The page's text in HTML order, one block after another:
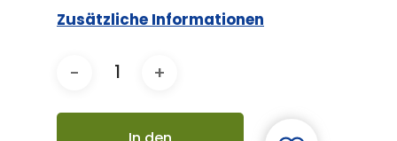
Zusätzliche Informationen